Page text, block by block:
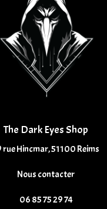
The Dark Eyes Shop
rue Hincmar, 51100 Reims
Nous contacter
06 85 75 29 74